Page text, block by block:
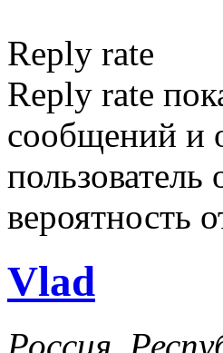
Reply rate
Reply rate
сообщений и
пользователь
вероятность
Vlad